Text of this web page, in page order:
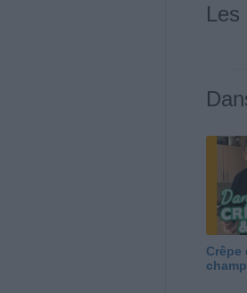
Les
Crêpe